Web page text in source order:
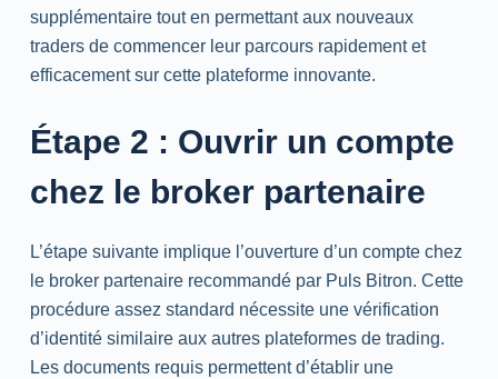
supplémentaire tout en permettant aux nouveaux
traders de commencer leur parcours rapidement et
efficacement sur cette plateforme innovante.
Étape 2 : Ouvrir un compte
chez le broker partenaire
L’étape suivante implique l’ouverture d’un compte chez
le broker partenaire recommandé par Puls Bitron. Cette
procédure assez standard nécessite une vérification
d’identité similaire aux autres plateformes de trading.
Les documents requis permettent d’établir une